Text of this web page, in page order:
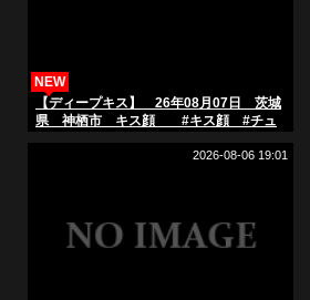
【ディープキス】 26年08月07日 茨城
県 神栖市 キス顔 #キス顔 #チュ
NEW
2026-08-06 19:01